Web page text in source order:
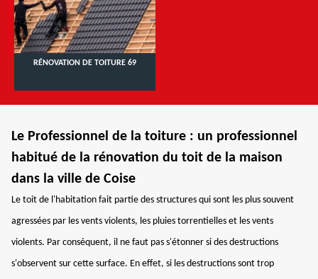
RÉNOVATION DE TOITURE 69
Le Professionnel de la toiture : un professionnel
habitué de la rénovation du toit de la maison
dans la ville de Coise
Le toit de l'habitation fait partie des structures qui sont les plus souvent
agressées par les vents violents, les pluies torrentielles et les vents
violents. Par conséquent, il ne faut pas s'étonner si des destructions
s'observent sur cette surface. En effet, si les destructions sont trop